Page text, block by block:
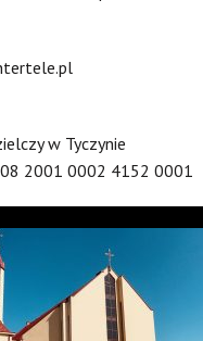
w Tyczynie
2001 0002 4152 0001